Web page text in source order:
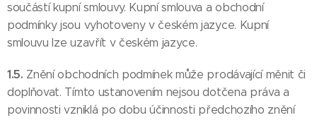
součástí kupní smlouvy. Kupní smlouva a obchodní
podmínky jsou vyhotoveny v českém jazyce. Kupní
smlouvu lze uzavřít v českém jazyce.
1.5. Znění obchodních podmínek může prodávající měnit či
doplňovat. Tímto ustanovením nejsou dotčena práva a
povinnosti vzniklá po dobu účinnosti předchozího znění